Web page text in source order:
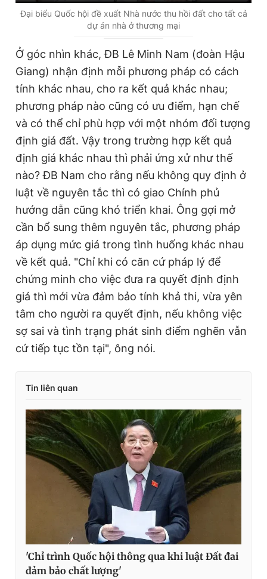
u
i
m
e
u
i
n
Đại biểu Quốc hội đề xuất Nhà nước thu hồi đất cho tất cả
dự án nhà ở thương mại
Ở góc nhìn khác, ĐB Lê Minh Nam (đoàn Hậu
Giang) nhận định mỗi phương pháp có cách
tính khác nhau, cho ra kết quả khác nhau;
phương pháp nào cũng có ưu điểm, hạn chế
và có thể chỉ phù hợp với một nhóm đối tượng
định giá đất. Vậy trong trường hợp kết quả
định giá khác nhau thì phải ứng xử như thế
nào? ĐB Nam cho rằng nếu không quy định ở
luật về nguyên tắc thì có giao Chính phủ
hướng dẫn cũng khó triển khai. Ông gợi mở
cần bổ sung thêm nguyên tắc, phương pháp
áp dụng mức giá trong tình huống khác nhau
về kết quả. "Chỉ khi có căn cứ pháp lý để
chứng minh cho việc đưa ra quyết định định
giá thì mới vừa đảm bảo tính khả thi, vừa yên
tâm cho người ra quyết định, nếu không việc
sợ sai và tình trạng phát sinh điểm nghẽn vẫn
cứ tiếp tục tồn tại", ông nói.
Tin liên quan
'Chỉ trình Quốc hội thông qua khi luật Đất đai
đảm bảo chất lượng'